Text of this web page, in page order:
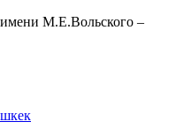
имени М.Е.Вольского –